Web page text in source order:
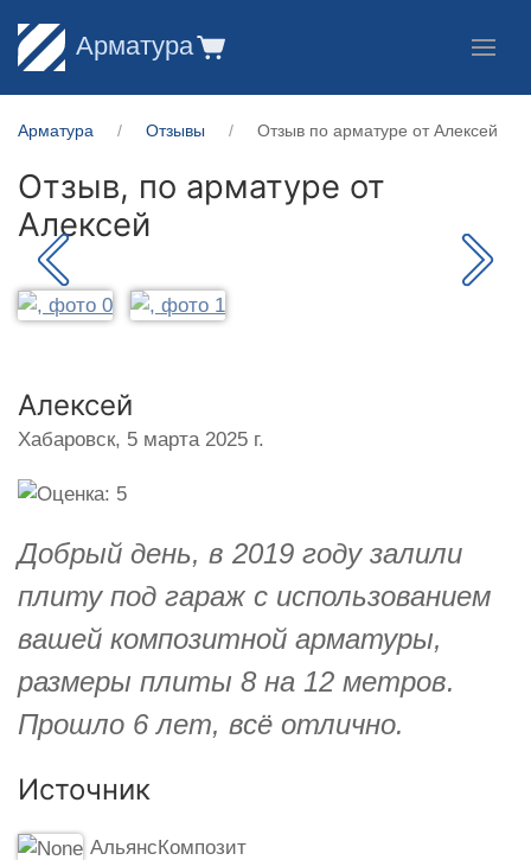
Арматура
Арматура Отзывы Отзыв по арматуре от Алексей
Отзыв, по арматуре от
Алексей
Алексей
Хабаровск, 5 марта 2025 г.
Добрый день, в 2019 году залили
плиту под гараж с использованием
вашей композитной арматуры,
размеры плиты 8 на 12 метров.
Прошло 6 лет, всё отлично.
Источник
АльянсКомпозит